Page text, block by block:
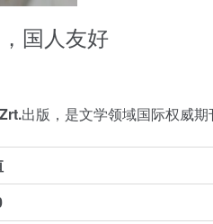
国人友好
出版，是文学领域国际权威期